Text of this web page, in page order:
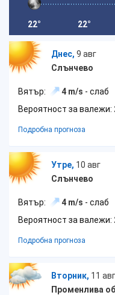
22° 22°
Днес, 9 авг
Слънчево
Вятър: 4 m/s - слаб
Вероятност за валежи:
Подробна прогноза
Утре, 10 авг
Слънчево
Вятър: 4 m/s - слаб
Вероятност за валежи:
Подробна прогноза
Вторник, 11 авг
Променлива